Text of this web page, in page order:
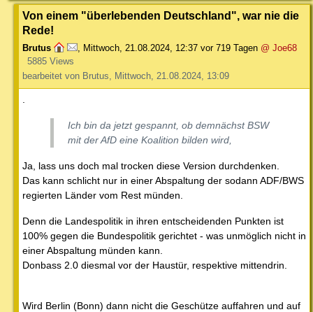
Von einem "überlebenden Deutschland", war nie die
Rede!
Brutus Mittwoch, 21.08.2024, 12:37 vor 719 Tagen @ Joe68
5885 Views
bearbeitet von Brutus, Mittwoch, 21.08.2024, 13:09
Ich bin da jetzt gespannt, ob demnächst BSW
mit der AfD eine Koalition bilden wird,
Ja, lass uns doch mal trocken diese Version durchdenken.
Das kann schlicht nur in einer Abspaltung der sodann ADF/BWS
regierten Länder vom Rest münden.
Denn die Landespolitik in ihren entscheidenden Punkten ist
100% gegen die Bundespolitik gerichtet - was unmöglich nicht in
einer Abspaltung münden kann.
Donbass 2.0 diesmal vor der Haustür, respektive mittendrin.
Wird Berlin (Bonn) dann nicht die Geschütze auffahren und auf